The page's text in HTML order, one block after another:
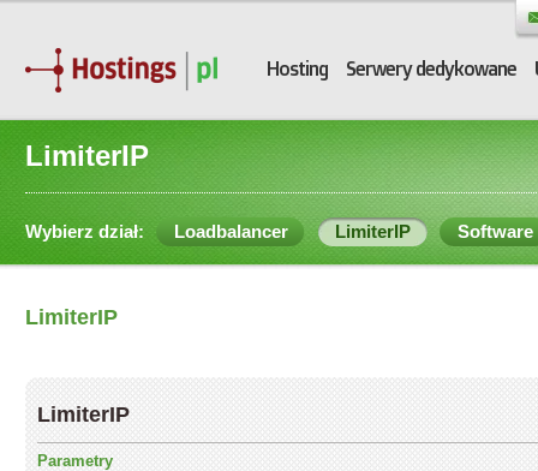
Hosting Serwery dedykowane
LimiterIP
Wybierz dział: Loadbalancer LimiterIP Software
LimiterIP
LimiterIP
Parametry